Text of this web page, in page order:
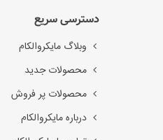
دسترسی سریع
وبلاگ مایکروالکام
محصولات جدید
محصولات پر فروش
درباره مایکروالکام